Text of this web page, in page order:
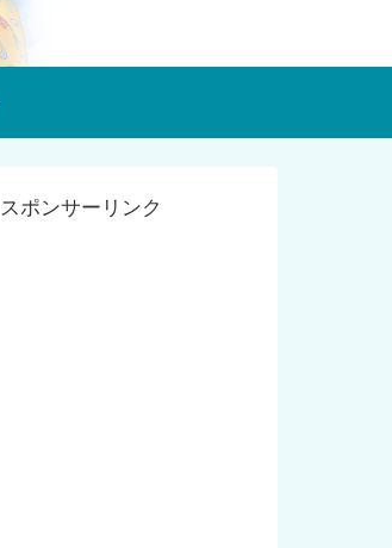
スポンサーリンク